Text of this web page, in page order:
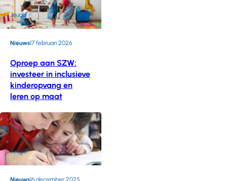
Oproep aan SZW:
investeer in inclusieve
kinderopvang en
leren op maat
Nieuws17 februari 2026
Jeugd
Jeugd